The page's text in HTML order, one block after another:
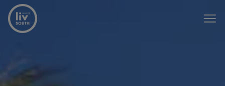
Menu overslaan en naar de inhoud gaan